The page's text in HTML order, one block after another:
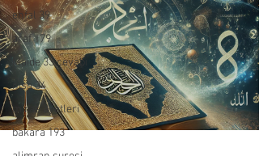
enfal 39
araf 179
Maide 33 cevabı
nisa 34
miras ayetleri
bakara 193